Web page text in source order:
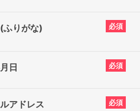
ふりがな) 必須
日 必須
アドレス 必須